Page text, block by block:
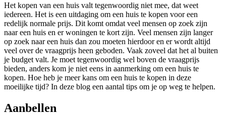
Het kopen van een huis valt tegenwoordig niet mee, dat weet
iedereen. Het is een uitdaging om een huis te kopen voor een
redelijk normale prijs. Dit komt omdat veel mensen op zoek zijn
naar een huis en er woningen te kort zijn. Veel mensen zijn langer
op zoek naar een huis dan zou moeten hierdoor en er wordt altijd
veel over de vraagprijs heen geboden. Vaak zoveel dat het al buiten
je budget valt. Je moet tegenwoordig wel boven de vraagprijs
bieden, anders kom je niet eens in aanmerking om een huis te
kopen. Hoe heb je meer kans om een huis te kopen in deze
moeilijke tijd? In deze blog een aantal tips om je op weg te helpen.
Aanbellen